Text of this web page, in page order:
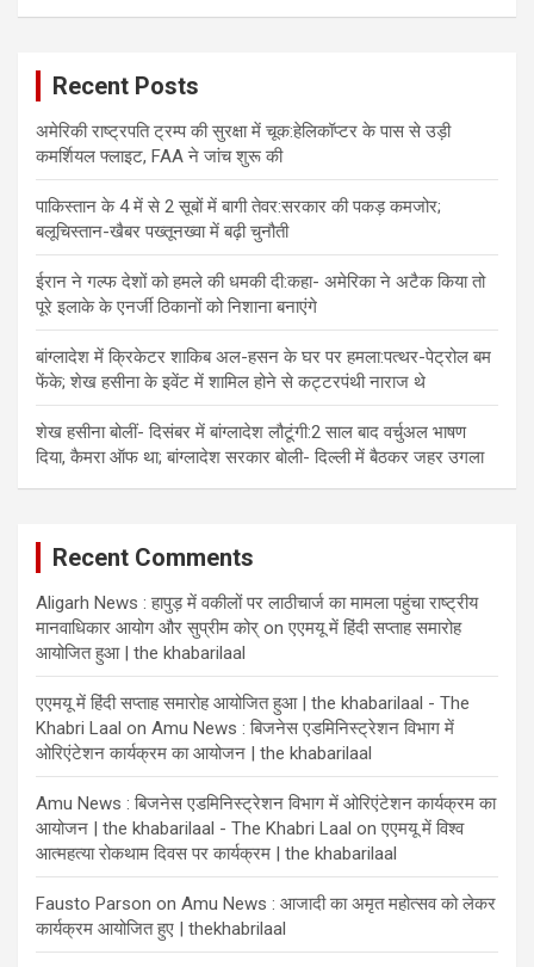
Recent Posts
अमेरिकी राष्ट्रपति ट्रम्प की सुरक्षा में चूक:हेलिकॉप्टर के पास से उड़ी
कमर्शियल फ्लाइट, FAA ने जांच शुरू की
पाकिस्तान के 4 में से 2 सूबों में बागी तेवर:सरकार की पकड़ कमजोर;
बलूचिस्तान-खैबर पख्तूनख्वा में बढ़ी चुनौती
ईरान ने गल्फ देशों को हमले की धमकी दी:कहा- अमेरिका ने अटैक किया तो
पूरे इलाके के एनर्जी ठिकानों को निशाना बनाएंगे
बांग्लादेश में क्रिकेटर शाकिब अल-हसन के घर पर हमला:पत्थर-पेट्रोल बम
फेंके; शेख हसीना के इवेंट में शामिल होने से कट्टरपंथी नाराज थे
शेख हसीना बोलीं- दिसंबर में बांग्लादेश लौटूंगी:2 साल बाद वर्चुअल भाषण
दिया, कैमरा ऑफ था; बांग्लादेश सरकार बोली- दिल्ली में बैठकर जहर उगला
Recent Comments
Aligarh News : हापुड़ में वकीलों पर लाठीचार्ज का मामला पहुंचा राष्ट्रीय
मानवाधिकार आयोग और सुप्रीम कोर् onएएमयू में हिंदी सप्ताह समारोह
आयोजित हुआ | the khabarilaal
एएमयू में हिंदी सप्ताह समारोह आयोजित हुआ | the khabarilaal - The
Khabri Laal on Amu News : बिजनेस एडमिनिस्ट्रेशन विभाग में
ओरिएंटेशन कार्यक्रम का आयोजन | the khabarilaal
Amu News : बिजनेस एडमिनिस्ट्रेशन विभाग में ओरिएंटेशन कार्यक्रम का
आयोजन | the khabarilaal - The Khabri Laal onएएमयू में विश्व
आत्महत्या रोकथाम दिवस पर कार्यक्रम | the khabarilaal
Fausto Parson on Amu News : आजादी का अमृत महोत्सव को लेकर
कार्यक्रम आयोजित हुए | thekhabrilaal